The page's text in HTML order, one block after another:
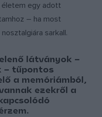
egy adott
– ha most
sarkall.
látványok –
– tűpontos
a memóriámból,
ezekről a